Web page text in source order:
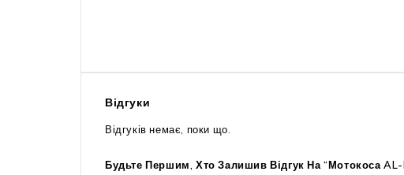
Відгуки
Відгуків немає, поки що.
Будьте Першим, Хто Залишив Відгук На “Мотокоса AL-